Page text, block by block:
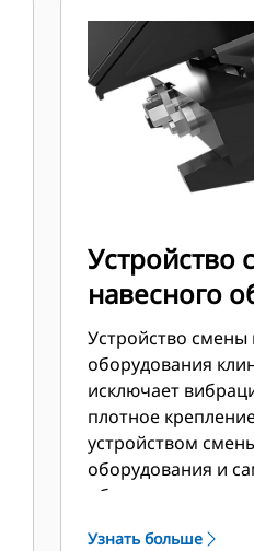
Устройство
навесного
Устройство смены
оборудования
исключает
плотное
устройством
оборудования и
оборудованием.
Узнать больше